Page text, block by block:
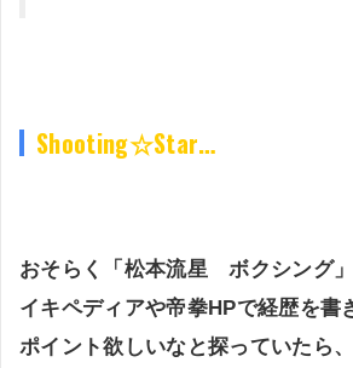
Shooting☆Star…
おそらく「松本流星 ボクシング
イキペディアや帝拳HPで経歴を書
ポイント欲しいなと探っていたら